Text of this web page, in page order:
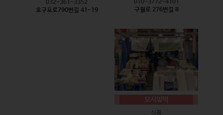
032-361-3352
호구포로790번길 41-19
010-3772-4101
구월로 276번길 8
모시잎떡
식품